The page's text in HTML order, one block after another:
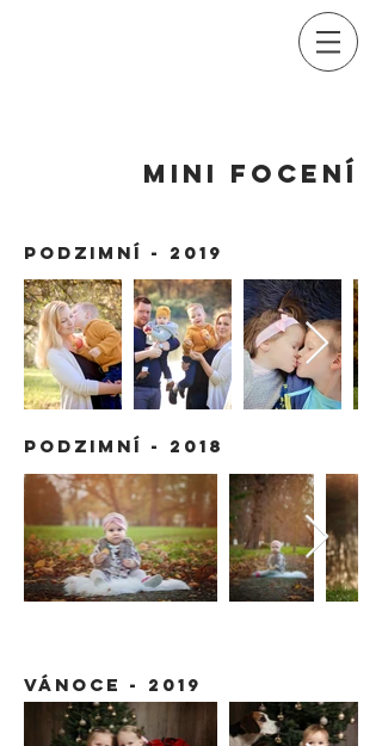
MINI focení
Podzimní - 2019
Podzimní - 2018
vánoce - 2019